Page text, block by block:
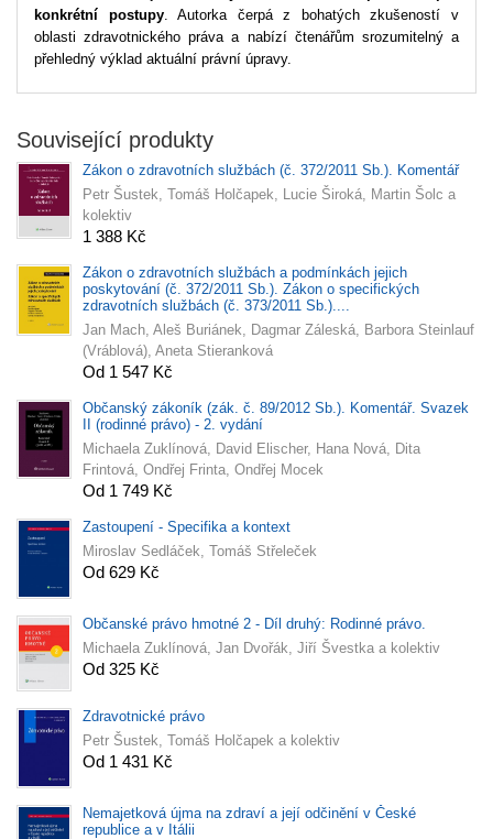
konkrétní postupy. Autorka čerpá z bohatých zkušeností v
oblasti zdravotnického práva a nabízí čtenářům srozumitelný a
přehledný výklad aktuální právní úpravy.
Související produkty
Zákon o zdravotních službách (č. 372/2011 Sb.). Komentář
Petr Šustek, Tomáš Holčapek, Lucie Široká, Martin Šolc a
kolektiv
1 388 Kč
Zákon o zdravotních službách a podmínkách jejich
poskytování (č. 372/2011 Sb.). Zákon o specifických
zdravotních službách (č. 373/2011 Sb.)....
Jan Mach, Aleš Buriánek, Dagmar Záleská, Barbora Steinlauf
(Vráblová), Aneta Stieranková
Od 1 547 Kč
Občanský zákoník (zák. č. 89/2012 Sb.). Komentář. Svazek
II (rodinné právo) - 2. vydání
Michaela Zuklínová, David Elischer, Hana Nová, Dita
Frintová, Ondřej Frinta, Ondřej Mocek
Od 1 749 Kč
Zastoupení - Specifika a kontext
Miroslav Sedláček, Tomáš Střeleček
Od 629 Kč
Občanské právo hmotné 2 - Díl druhý: Rodinné právo.
Michaela Zuklínová, Jan Dvořák, Jiří Švestka a kolektiv
Od 325 Kč
Zdravotnické právo
Petr Šustek, Tomáš Holčapek a kolektiv
Od 1 431 Kč
Nemajetková újma na zdraví a její odčinění v České
republice a v Itálii